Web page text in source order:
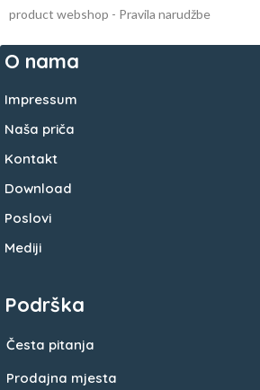
product webshop - Pravila narudžbe
O nama
Impressum
Naša priča
Kontakt
Download
Poslovi
Mediji
Podrška
Česta pitanja
Prodajna mjesta